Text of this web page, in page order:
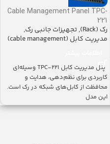
Cable Management Panel TPC-
221
رک (Rack) ,تجهیزات جانبی رک,
مدیریت کابل (cable management)
پنل مدیریت کابل TPC-221 وسیله‌ای
کاربردی برای نظم‌دهی، هدایت و
محافظت از کابل‌های شبکه در رک است.
این مدل